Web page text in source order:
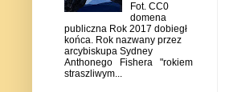
Fot. CC0
domena
publiczna Rok 2017 dobiegł
końca. Rok nazwany przez
arcybiskupa Sydney
Anthonego Fishera "rokiem
straszliwym...